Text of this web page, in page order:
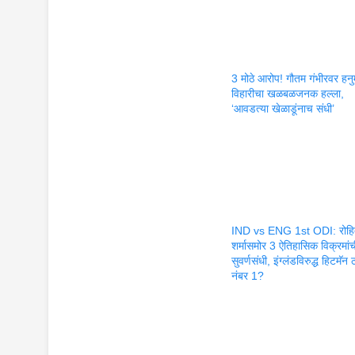
3 मोठे आरोप! गौतम गंभीरवर
विहारीचा खळबळजनक हल्ला,
‘आवडत्या खेळाडूंनाच संधी’
IND vs ENG 1st ODI:
शर्मासमोर 3 ऐतिहासिक
सुवर्णसंधी, इंग्लंडविरुद्ध हिटमॅन
नंबर 1?